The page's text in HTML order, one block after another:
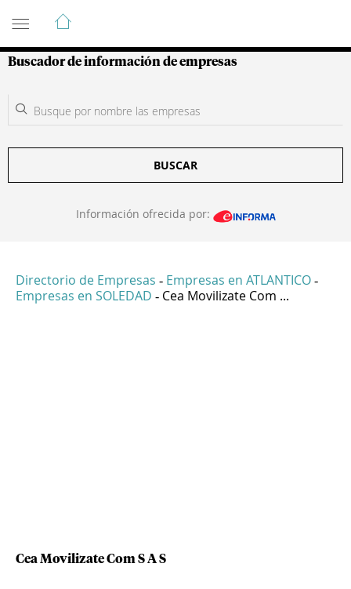
Guía de Empresas Colombianas
Buscador de información de empresas
BUSCAR
Información ofrecida por:
Directorio de Empresas - Empresas en ATLANTICO -
Empresas en SOLEDAD - Cea Movilizate Com ...
Cea Movilizate Com S A S